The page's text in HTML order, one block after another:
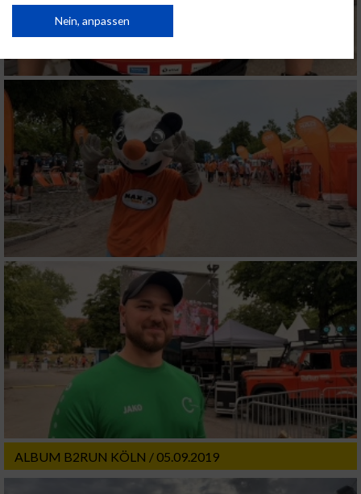
ALBUM B2RUN KÖLN / 05.09.2019
von Inhalten.
Daten können außerhalb der Europäischen Union weitergegeben und in die
Website/App.
Partnerliste anzeigen (1 IAB-Anbieter)
Wir nutzen Ihre Daten für folgende Zwecke:
IAB-Verarbeitungszwecke:
Speichern von oder Zugriff auf Informationen
auf einem Endgerät
Verwendung reduzierter Daten zur Auswahl
von Werbeanzeigen
Erstellung von Profilen für personalisierte
Werbung
Verwendung von Profilen zur Auswahl
personalisierter Werbung
Erstellung von Profilen zur Personalisierung
von Inhalten
Verwendung von Profilen zur Auswahl
personalisierter Inhalte
Messung der Werbeleistung
Nein, anpassen